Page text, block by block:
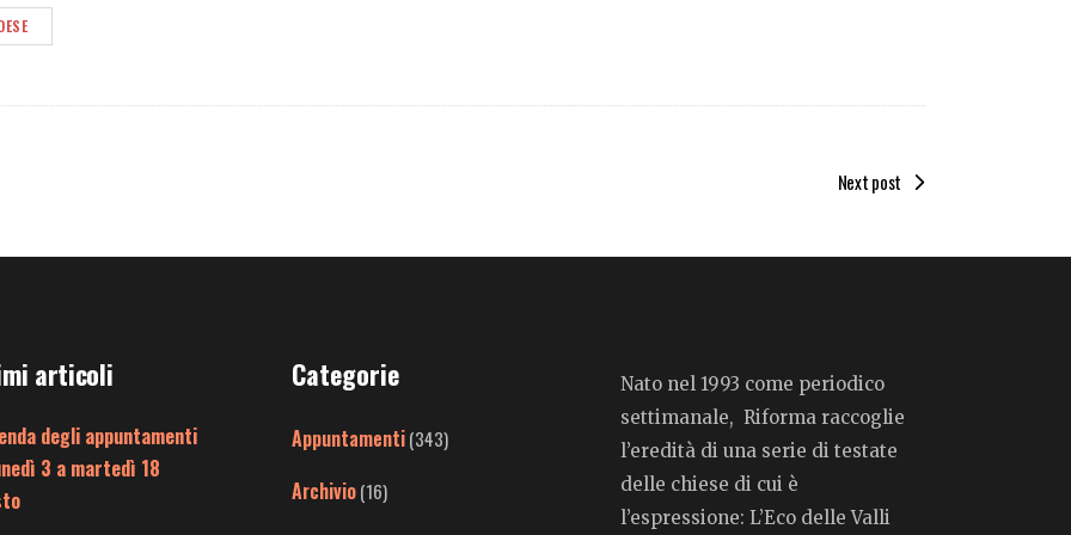
Next post
articoli
degli appuntamenti
3 a martedì 18
Categorie
Appuntamenti(343)
Archivio(16)
Nato nel 1993 come periodico
settimanale, Riforma raccoglie
l’eredità di una serie di testate
delle chiese di cui è
l’espressione: L’Eco delle Valli